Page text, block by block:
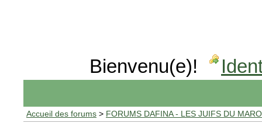
Bienvenu(e)!
Accueil des forums > FORUMS DAFINA - LES JUIFS DU